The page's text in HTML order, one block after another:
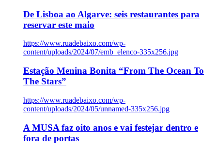
De Lisboa ao Algarve: seis restaurantes para
reservar este maio
https://www.ruadebaixo.com/wp-
content/uploads/2024/07/emb_elenco-335x256.jpg
Estação Menina Bonita “From The Ocean To
The Stars”
https://www.ruadebaixo.com/wp-
content/uploads/2024/05/unnamed-335x256.jpg
A MUSA faz oito anos e vai festejar dentro e
fora de portas